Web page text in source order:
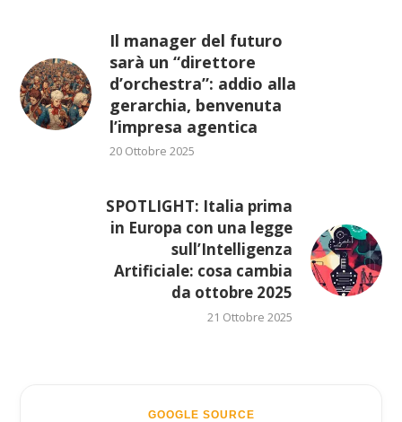
Il manager del futuro
sarà un “direttore
d’orchestra”: addio alla
gerarchia, benvenuta
l’impresa agentica
20 Ottobre 2025
SPOTLIGHT: Italia prima
in Europa con una legge
sull’Intelligenza
Artificiale: cosa cambia
da ottobre 2025
21 Ottobre 2025
GOOGLE SOURCE